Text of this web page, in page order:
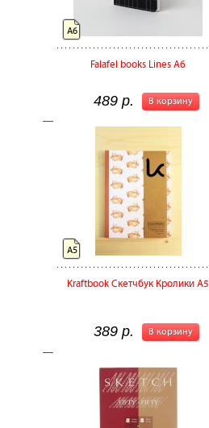
Falafel books Lines A6
В корзину
489 р.
А6
Kraftbook Скетчбук Кролики А5
В корзину
389 р.
А5